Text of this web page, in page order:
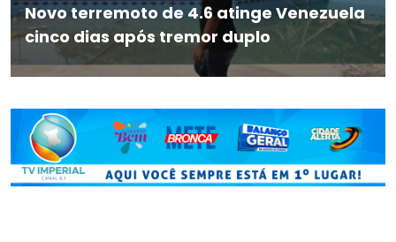
Novo terremoto de 4.6 atinge Venezuela
cinco dias após tremor duplo